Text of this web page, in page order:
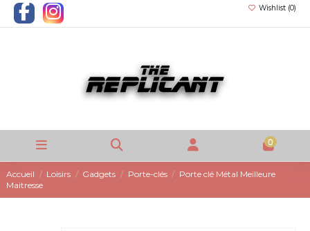
Wishlist (0)
0
Accueil Loisirs Gadgets Porte-clés
Porte clé Métal Meilleure
Maitresse